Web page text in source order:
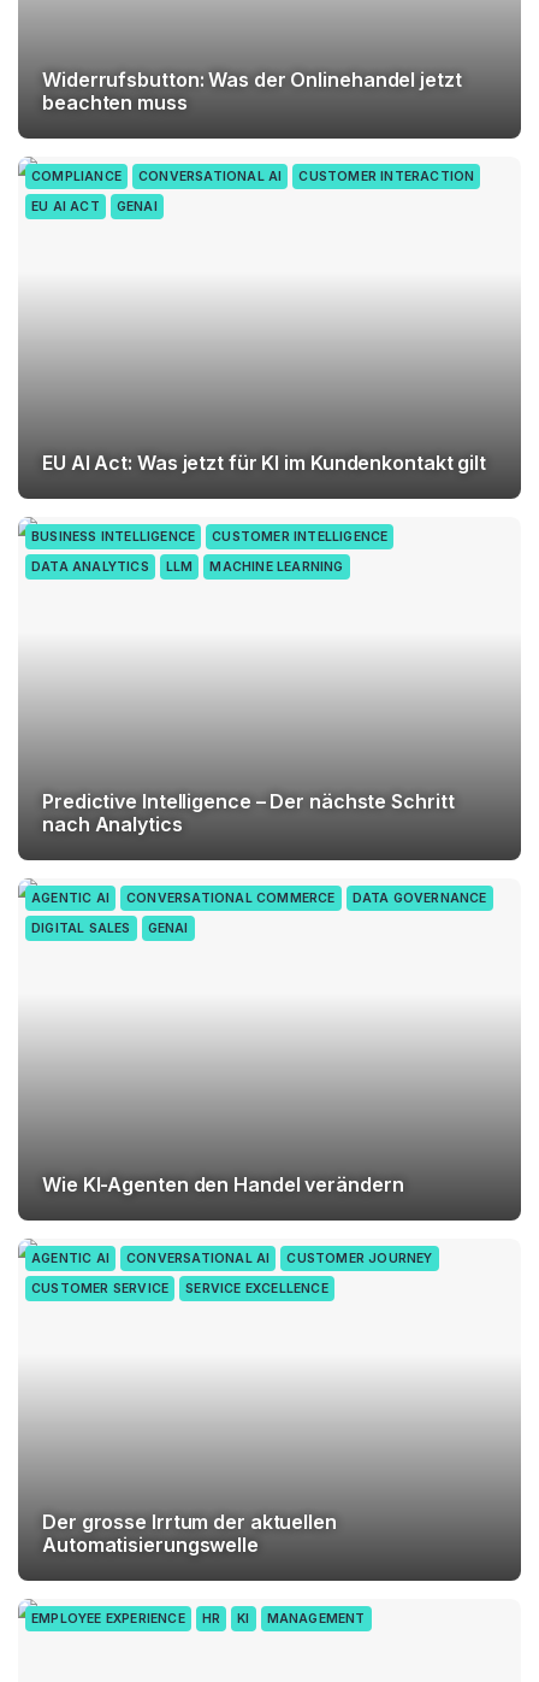
Widerrufsbutton: Was der Onlinehandel jetzt
beachten muss
COMPLIANCE CONVERSATIONAL AI
CUSTOMER INTERACTION
EU AI ACT
GENAI
EU AI Act: Was jetzt für KI im Kundenkontakt gilt
BUSINESS INTELLIGENCE
CUSTOMER INTELLIGENCE
DATA ANALYTICS
LLM MACHINE LEARNING
Predictive Intelligence – Der nächste Schritt
nach Analytics
AGENTIC AI CONVERSATIONAL COMMERCE
DATA GOVERNANCE
DIGITAL SALES
GENAI
Wie KI-Agenten den Handel verändern
AGENTIC AI CONVERSATIONAL AI
CUSTOMER JOURNEY
CUSTOMER SERVICE
SERVICE EXCELLENCE
Der grosse Irrtum der aktuellen
Automatisierungswelle
EMPLOYEE EXPERIENCE HR KI MANAGEMENT